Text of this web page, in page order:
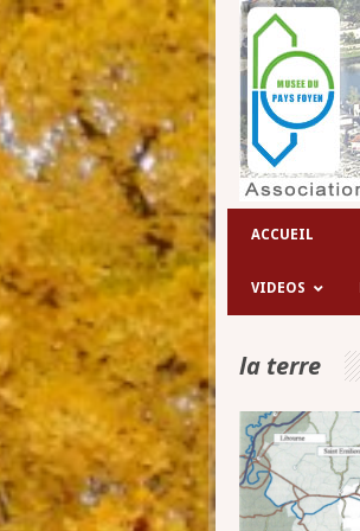
ACCUEIL
VIDEOS
la terre